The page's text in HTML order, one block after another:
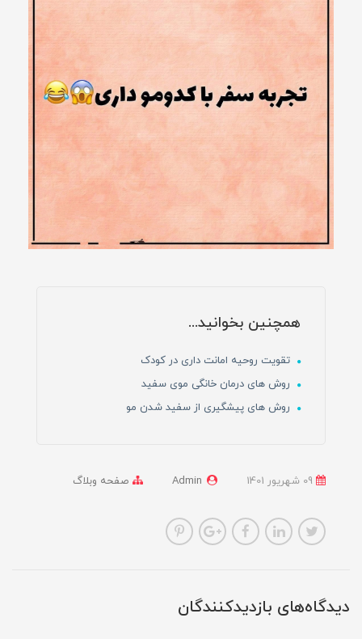
همچنین بخوانید...
تقویت روحیه امانت داری در کودک
روش های درمان خانگی موی سفید
روش های پیشگیری از سفید شدن مو
Admin صفحه وبلاگ
دیدگاه‌های بازدیدکنندگان